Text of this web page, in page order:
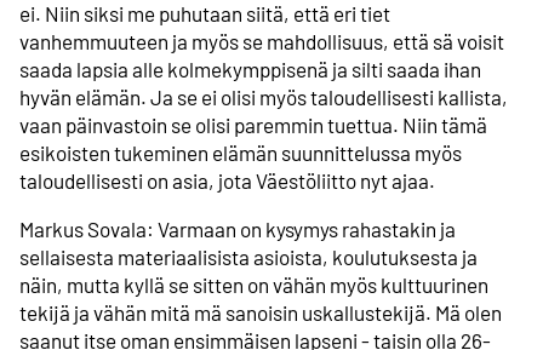
ei. Niin siksi me puhutaan siitä, että eri tiet
vanhemmuuteen ja myös se mahdollisuus, että sä voisit
saada lapsia alle kolmekymppisenä ja silti saada ihan
hyvän elämän. Ja se ei olisi myös taloudellisesti kallista,
vaan päinvastoin se olisi paremmin tuettua. Niin tämä
esikoisten tukeminen elämän suunnittelussa myös
taloudellisesti on asia, jota Väestöliitto nyt ajaa.
Markus Sovala: Varmaan on kysymys rahastakin ja
sellaisesta materiaalisista asioista, koulutuksesta ja
näin, mutta kyllä se sitten on vähän myös kulttuurinen
tekijä ja vähän mitä mä sanoisin uskallustekijä. Mä olen
saanut itse oman ensimmäisen lapseni - taisin olla 26-